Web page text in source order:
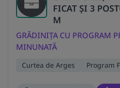
FICAT ȘI 3
M
GRĂDINIȚA CU PROGRAM
MINUNATĂ
Curtea de Arges Program